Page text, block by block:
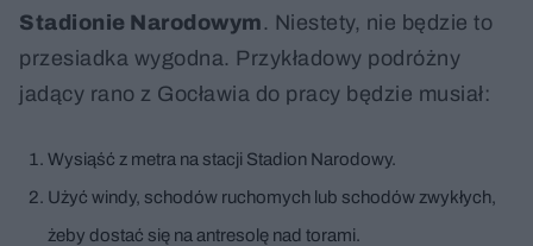
Stadionie Narodowym . Niestety, nie będzie to
przesiadka wygodna. Przykładowy podróżny
jadący rano z Gocławia do pracy będzie musiał:
Wysiąść z metra na stacji Stadion Narodowy.
Użyć windy, schodów ruchomych lub schodów zwykłych,
żeby dostać się na antresolę nad torami.